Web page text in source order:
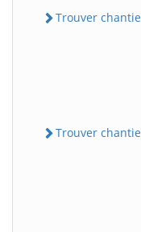
Trouver
Trouver